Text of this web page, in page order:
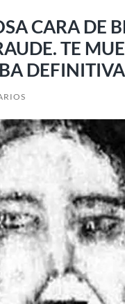
CARA DE
TE
DEFINITIVA